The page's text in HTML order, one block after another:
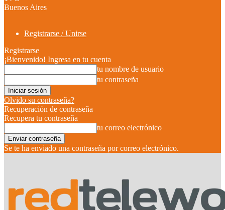
Buenos Aires
Registrarse / Unirse
Registrarse
¡Bienvenido! Ingresa en tu cuenta
tu nombre de usuario
tu contraseña
Olvido su contraseña?
Recuperación de contraseña
Recupera tu contraseña
tu correo electrónico
Se te ha enviado una contraseña por correo electrónico.